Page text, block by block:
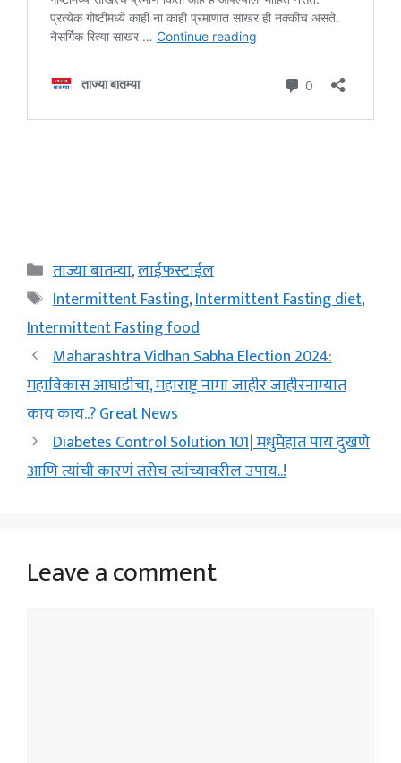
Categories
ताज्या बातम्या,लाईफस्टाईल
Tags
Intermittent Fasting,Intermittent Fasting diet,
Intermittent Fasting food
Maharashtra Vidhan Sabha Election 2024:
महाविकास आघाडीचा, महाराष्ट्र नामा जाहीर जाहीरनाम्यात
काय काय..? Great News
Diabetes Control Solution 101| मधुमेहात पाय दुखणे
आणि त्यांची कारणं तसेच त्यांच्यावरील उपाय..!
Leave a comment